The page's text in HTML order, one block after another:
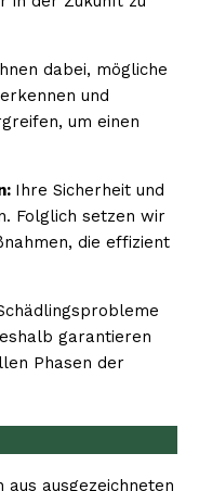
dabei, mögliche
und
um einen
Ihre Sicherheit und
Folglich setzen wir
die effizient
garantieren
Phasen der
aus ausgezeichneten